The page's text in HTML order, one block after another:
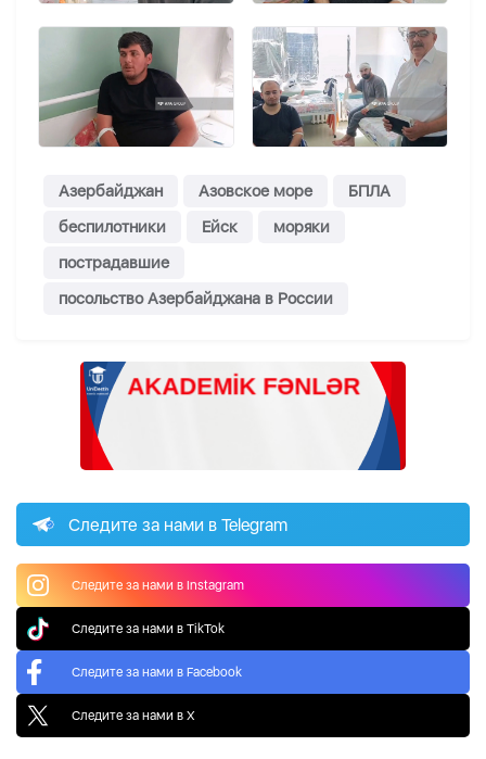
Азербайджан Азовское море
БПЛА
беспилотники
Ейск
моряки
пострадавшие
посольство Азербайджана в России
Следите за нами в Telegram
Следите за нами в Instagram
Следите за нами в TikTok
Следите за нами в Facebook
Следите за нами в X